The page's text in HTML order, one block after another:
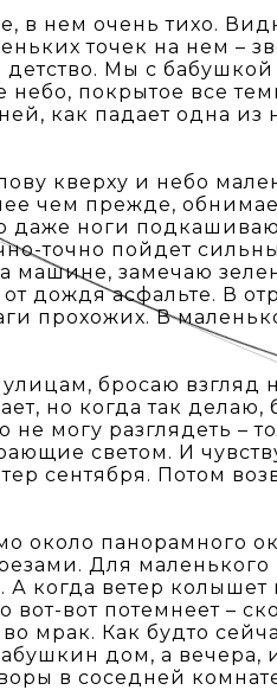
в нем очень тихо.
точек на нем –
Мы с бабушкой
небо, покрытое все
как падает одна из
кверху и небо
чем прежде,
ноги
точно пойдет
машине, замечаю
дождя асфальте. В
прохожих. В
бросаю взгляд
но когда так делаю,
не могу разглядеть –
светом. И
сентября. Потом
около панорамного
Для маленького
когда ветер колышет
вот-вот потемнеет –
мрак. Как будто
дом, а вечера,
в соседней